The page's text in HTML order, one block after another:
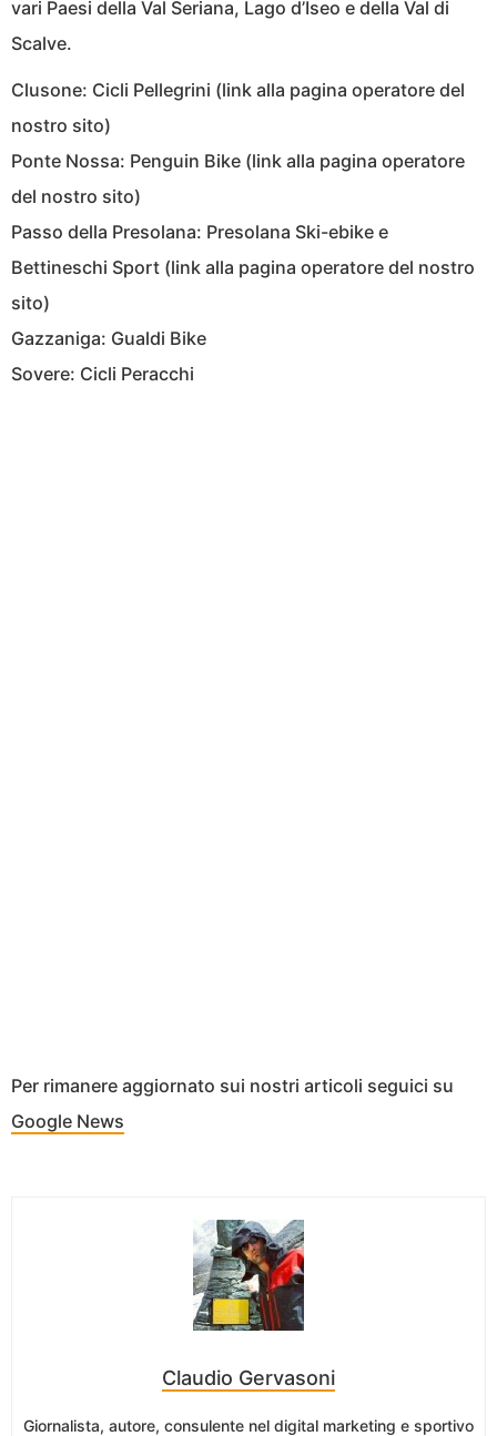
vari Paesi della Val Seriana, Lago d’Iseo e della Val di
Scalve.
Clusone: Cicli Pellegrini (link alla pagina operatore del
nostro sito)
Ponte Nossa: Penguin Bike (link alla pagina operatore
del nostro sito)
Passo della Presolana: Presolana Ski-ebike e
Bettineschi Sport (link alla pagina operatore del nostro
sito)
Gazzaniga: Gualdi Bike
Sovere: Cicli Peracchi
Per rimanere aggiornato sui nostri articoli seguici su
Google News
Claudio Gervasoni
Giornalista, autore, consulente nel digital marketing e sportivo